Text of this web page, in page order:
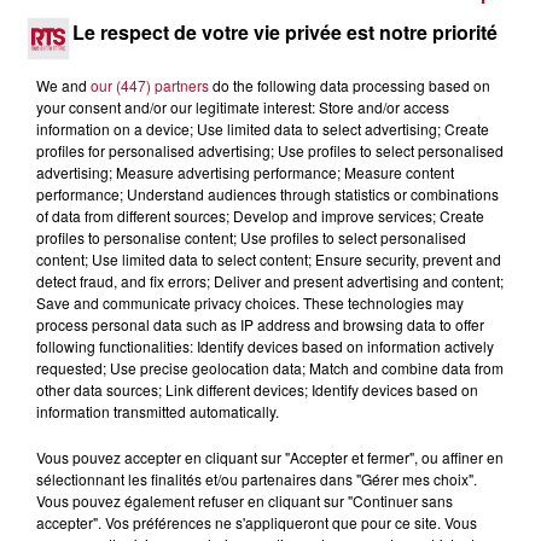
NÎMES : « LE RÊVE DU GLADIATEUR » INVESTIT
LES ARÈNES CES 3...
du gladiateur » revient illuminer l'amphithéâtre romain les 6,
7 et 8 août. Une fresque nocturne...
4 août 2026
Le respect de votre vie privée est notre priorité
We and our (447) partnersdo the following data processing based on
your consent and/or our legitimate interest: Store and/or access
information on a device; Use limited data to select advertising; Create
profiles for personalised advertising; Use profiles to select personalised
advertising; Measure advertising performance; Measure content
performance; Understand audiences through statistics or combinations
of data from different sources; Develop and improve services; Create
profiles to personalise content; Use profiles to select personalised
content; Use limited data to select content; Ensure security, prevent and
detect fraud, and fix errors; Deliver and present advertising and content;
Save and communicate privacy choices. These technologies may
process personal data such as IP address and browsing data to offer
following functionalities: Identify devices based on information actively
requested; Use precise geolocation data; Match and combine data from
other data sources; Link different devices; Identify devices based on
information transmitted automatically.
Vous pouvez accepter en cliquant sur "Accepter et fermer", ou affiner en
sélectionnant les finalités et/ou partenaires dans "Gérer mes choix".
Vous pouvez également refuser en cliquant sur "Continuer sans
accepter". Vos préférences ne s'appliqueront que pour ce site. Vous